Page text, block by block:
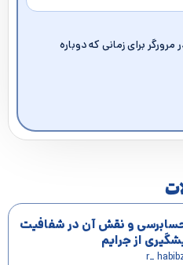
برای زمانی که دوباره
و نقش آن در شفافیت
از جرایم
r_